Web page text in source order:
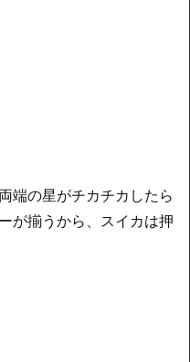
端の星がチカチカしたら
が揃うから、スイカは押